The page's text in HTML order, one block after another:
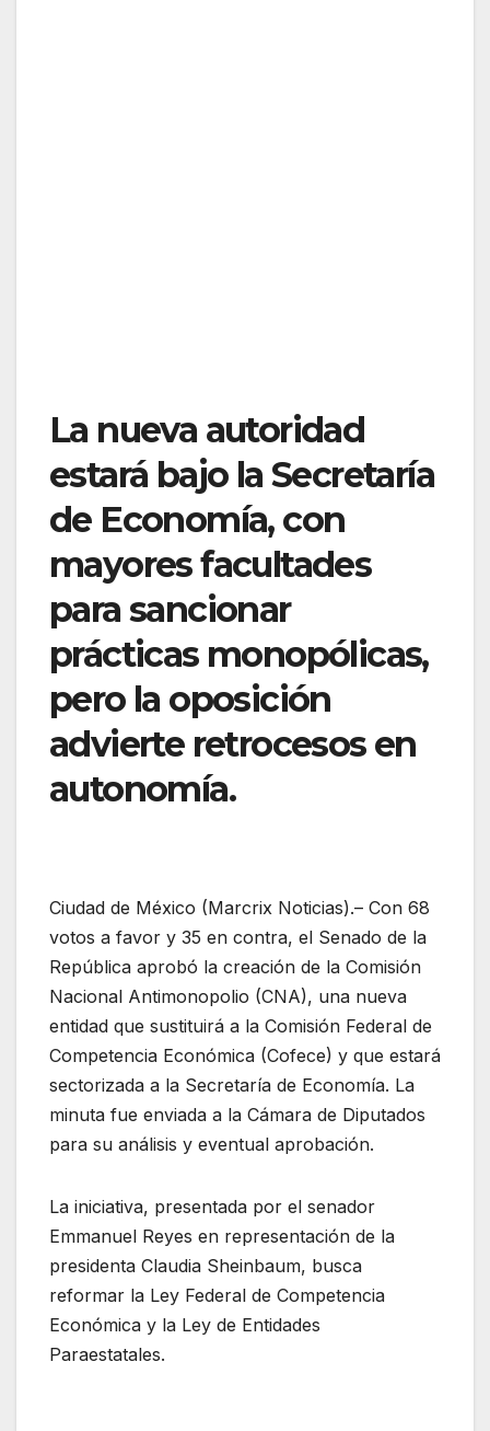
La nueva autoridad
estará bajo la Secretaría
de Economía, con
mayores facultades
para sancionar
prácticas monopólicas,
pero la oposición
advierte retrocesos en
autonomía.
Ciudad de México (Marcrix Noticias).– Con 68
votos a favor y 35 en contra, el Senado de la
República aprobó la creación de la Comisión
Nacional Antimonopolio (CNA), una nueva
entidad que sustituirá a la Comisión Federal de
Competencia Económica (Cofece) y que estará
sectorizada a la Secretaría de Economía. La
minuta fue enviada a la Cámara de Diputados
para su análisis y eventual aprobación.
La iniciativa, presentada por el senador
Emmanuel Reyes en representación de la
presidenta Claudia Sheinbaum, busca
reformar la Ley Federal de Competencia
Económica y la Ley de Entidades
Paraestatales.